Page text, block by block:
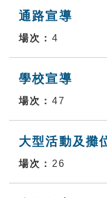
通路宣導
4
學校宣導
47
大型活動及攤
26